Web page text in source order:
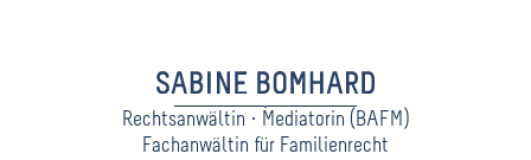
Rechtsanwältin · Mediatorin (BAFM)
Fachanwältin für Familienrecht